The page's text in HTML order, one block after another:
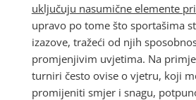
uključuju nasumične elemente
upravo po tome što sportašima
izazove, tražeći od njih
promjenjivim uvjetima. Na
turniri često ovise o vjetru, koji
promijeniti smjer i snagu,